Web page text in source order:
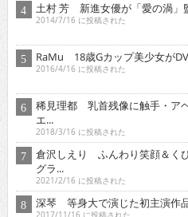
土村 芳 新進女優が「愛の渦」
2014/7/16 に投稿された
RaMu 18歳Gカップ美少女が
2016/4/16 に投稿された
稀見理都 乳首残像に触手・ア
エ...
2018/3/16 に投稿された
倉沢しえり ふんわり笑顔＆く
グラ...
2021/2/16 に投稿された
深琴 等身大で演じた初主演作